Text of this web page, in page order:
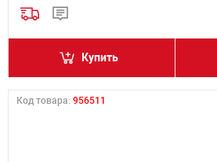
Купить
Код товара: 956511